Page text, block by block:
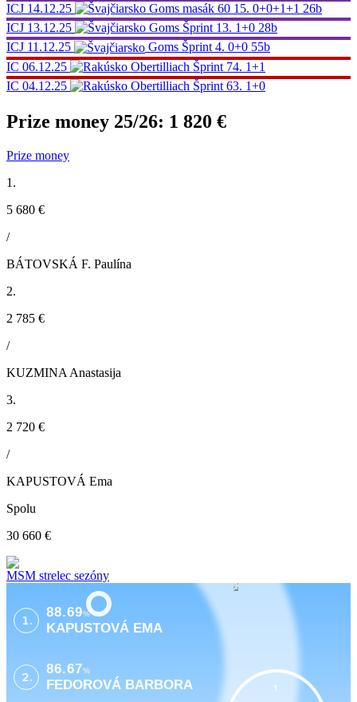
ICJ 14.12.25 Goms masák 60 15. 0+0+1+1 26b
ICJ 13.12.25 Goms Šprint 13. 1+0 28b
ICJ 11.12.25 Goms Šprint 4. 0+0 55b
IC 06.12.25 Obertilliach Šprint 74. 1+1
IC 04.12.25 Obertilliach Šprint 63. 1+0
Prize money 25/26: 1 820 €
Prize money
1.
5 680 €
/
BÁTOVSKÁ F. Paulína
2.
2 785 €
/
KUZMINA Anastasija
3.
2 720 €
/
KAPUSTOVÁ Ema
Spolu
30 660 €
MSM strelec sezóny
1.
88.69%
KAPUSTOVÁ EMA
2.
86.67%
FEDOROVÁ BARBORA 1.